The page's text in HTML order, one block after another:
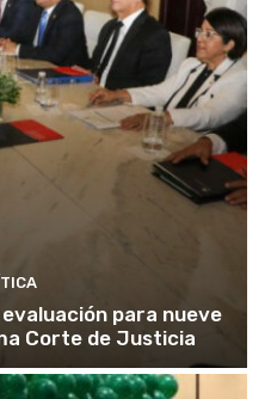
para nueve
Corte de Justicia